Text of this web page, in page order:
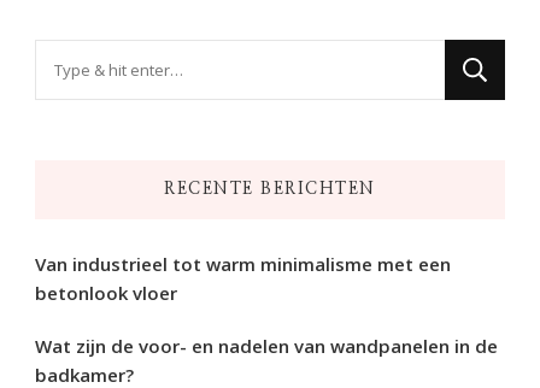
RECENTE BERICHTEN
Van industrieel tot warm minimalisme met een
betonlook vloer
Wat zijn de voor- en nadelen van wandpanelen in de
badkamer?